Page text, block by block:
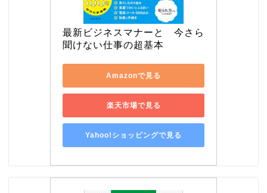
最新ビジネスマナーと　今さら
聞けない仕事の超基本
Amazonで見る
楽天市場で見る
Yahoo!ショッピングで見る